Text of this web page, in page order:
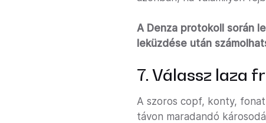
A Denza protokoll során
leküzdése után
7. Válassz laza
A szoros copf, konty,
távon maradandó